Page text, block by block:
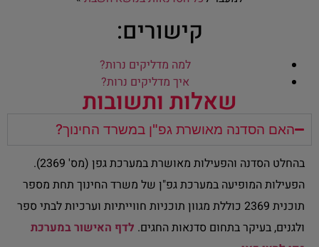
קישורים:
למה מדליקים נרות?
איך מדליקים נרות?
שאלות ותשובות
האם הסדנה מאושרת גפ"ן במשרד החינוך?
בהחלט הסדנה והפעילות מאושרת במערכת גפן (מס' 2369).
הפעילות המופיעה במערכת גפ"ן של משרד החינוך תחת מספר
תוכנית 2369 כוללת מגוון תוכניות חווייתיות וערכיות לבתי ספר
ולגנים, בעיקר בתחום סדנאות החגים. לדף האישור במערכת